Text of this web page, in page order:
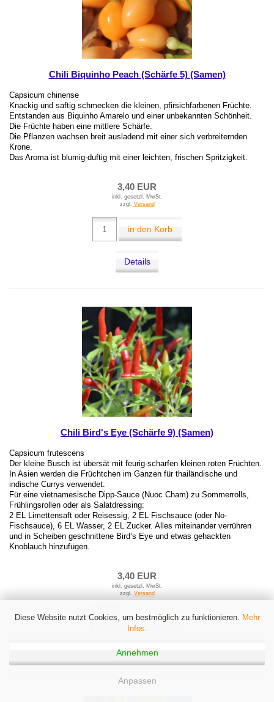
Diese Website nutzt Cookies, um bestmöglich zu funktionieren. Mehr
Infos.
Annehmen
Anpassen
Chili Biquinho Peach (Schärfe 5) (Samen)
Capsicum chinense
Knackig und saftig schmecken die kleinen, pfirsichfarbenen Früchte.
Entstanden aus Biquinho Amarelo und einer unbekannten Schönheit.
Die Früchte haben eine mittlere Schärfe.
Die Pflanzen wachsen breit ausladend mit einer sich verbreiternden
Krone.
Das Aroma ist blumig-duftig mit einer leichten, frischen Spritzigkeit.
3,40 EUR
inkl. gesetzl. MwSt.
zzgl. Versand
in den Korb
Details
Chili Bird's Eye (Schärfe 9) (Samen)
Capsicum frutescens
Der kleine Busch ist übersät mit feurig-scharfen kleinen roten Früchten.
In Asien werden die Früchtchen im Ganzen für thailändische und
indische Currys verwendet.
Für eine vietnamesische Dipp-Sauce (Nuoc Cham) zu Sommerrolls,
Frühlingsrollen oder als Salatdressing:
2 EL Limettensaft oder Reisessig, 2 EL Fischsauce (oder No-
Fischsauce), 6 EL Wasser, 2 EL Zucker. Alles miteinander verrühren
und in Scheiben geschnittene Bird‘s Eye und etwas gehackten
Knoblauch hinzufügen.
3,40 EUR
inkl. gesetzl. MwSt.
zzgl. Versand
in den Korb
Details